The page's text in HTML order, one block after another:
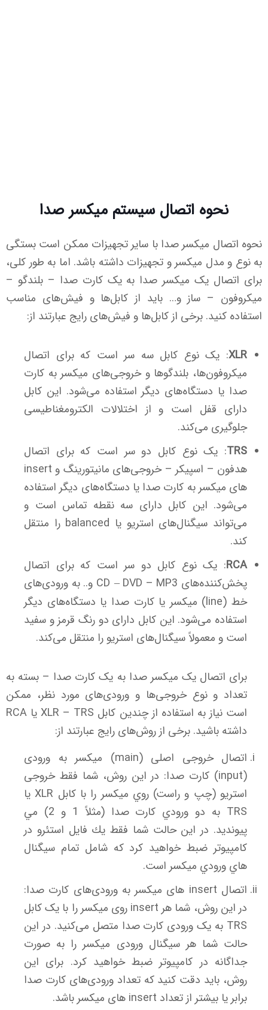
نحوه اتصال سیستم میکسر صدا
نحوه اتصال میکسر صدا با سایر تجهیزات ممکن است بستگی
به نوع و مدل میکسر و تجهیزات داشته باشد. اما به طور کلی،
برای اتصال یک میکسر صدا به یک کارت صدا – بلندگو –
میکروفون – ساز و… باید از کابل‌ها و فیش‌های مناسب
استفاده کنید. برخی از کابل‌ها و فیش‌های رایج عبارتند از:
XLR: یک نوع کابل سه سر است که برای اتصال
میکروفون‌ها، بلندگو‌ها و خروجی‌های میکسر به کارت
صدا یا دستگاه‌های دیگر استفاده می‌شود. این کابل
دارای قفل است و از اختلالات الکترومغناطیسی
جلوگیری می‌کند.
TRS: یک نوع کابل دو سر است که برای اتصال
هدفون – اسپیکر – خروجی‌های مانیتورینگ و insert
های میکسر به کارت صدا یا دستگاه‌های دیگر استفاده
می‌شود. این کابل دارای سه نقطه تماس است و
می‌تواند سیگنال‌های استریو یا balanced را منتقل
کند.
RCA: یک نوع کابل دو سر است که برای اتصال
پخش‌کننده‌های CD
–
DVD – MP3 و.. به ورودی‌های
خط (line) میکسر یا کارت صدا یا دستگاه‌های دیگر
استفاده می‌شود. این کابل دارای دو رنگ قرمز و سفید
است و معمولاً سیگنال‌های استریو را منتقل می‌کند.
برای اتصال یک میکسر صدا به یک کارت صدا – بسته به
تعداد و نوع خروجی‌ها و ورودی‌های مورد نظر، ممکن
است نیاز به استفاده از چندین کابل XLR – TRS یا RCA
داشته باشید. برخی از روش‌های رایج عبارتند از:
اتصال خروجی اصلی (main) میکسر به ورودی
(input) کارت صدا: در این روش، شما فقط خروجی
استریو (چپ و راست) روي ميكسر را با كابل XLR يا
TRS به دو ورودي كارت صدا (مثلاً 1 و 2) مي
پيونديد. در اين حالت شما فقط يك فايل استئرو در
كامپيوتر ضبط خواهيد كرد كه شامل تمام سيگنال
هاي ورودي ميكسر است.
اتصال insert های میکسر به ورودی‌های کارت صدا:
در این روش، شما هر insert روی میکسر را با یک کابل
TRS به یک ورودی کارت صدا متصل می‌کنید. در این
حالت شما هر سیگنال ورودی میکسر را به صورت
جداگانه در کامپیوتر ضبط خواهید کرد. برای این
روش، باید دقت کنید که تعداد ورودی‌های کارت صدا
برابر یا بیشتر از تعداد insert های میکسر باشد.